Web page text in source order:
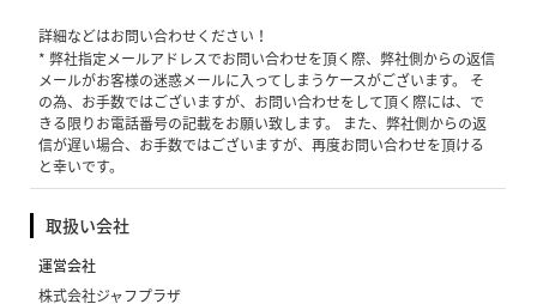
詳細などはお問い合わせください！
* 弊社指定メールアドレスでお問い合わせを頂く際、弊社側からの返信
メールがお客様の迷惑メールに入ってしまうケースがございます。 そ
の為、お手数ではございますが、お問い合わせをして頂く際には、で
きる限りお電話番号の記載をお願い致します。 また、弊社側からの返
信が遅い場合、お手数ではございますが、再度お問い合わせを頂ける
と幸いです。
取扱い会社
運営会社
株式会社ジャフプラザ